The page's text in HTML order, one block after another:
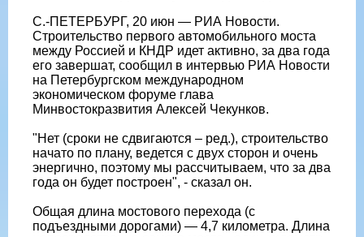
С.-ПЕТЕРБУРГ, 20 июн — РИА Новости.
Строительство первого автомобильного моста
между Россией и КНДР идет активно, за два года
его завершат, сообщил в интервью РИА Новости
на Петербургском международном
экономическом форуме глава
Минвостокразвития Алексей Чекунков.
"Нет (сроки не сдвигаются – ред.), строительство
начато по плану, ведется с двух сторон и очень
энергично, поэтому мы рассчитываем, что за два
года он будет построен", - сказал он.
Общая длина мостового перехода (с
подъездными дорогами) — 4,7 километра. Длина